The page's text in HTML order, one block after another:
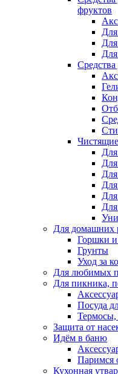
фруктов
Средства
Для домашних
Горшки
Грунты
Уход за
Для любимых
Для пикника,
Посуда
Термосы,
Защита от
Идём в баню
Паримся
Кухонная